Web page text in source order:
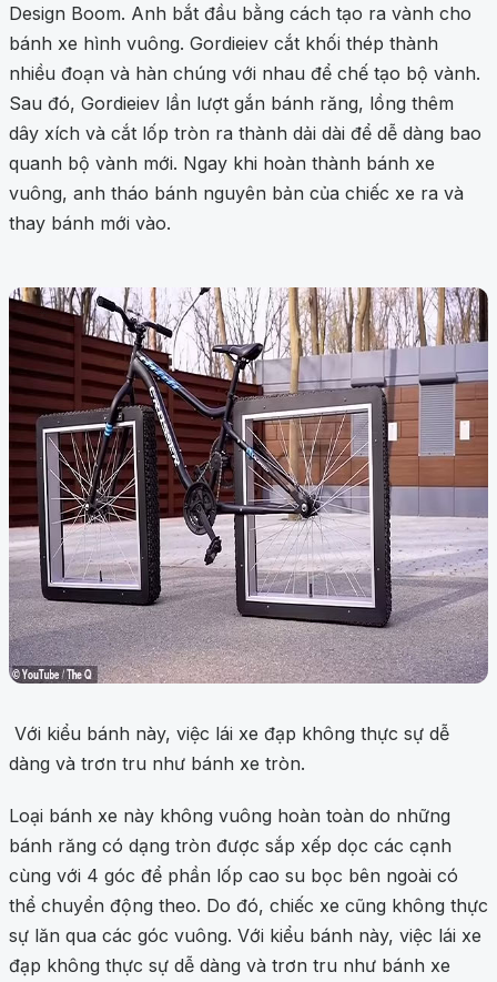
Design Boom. Anh bắt đầu bằng cách tạo ra vành cho
bánh xe hình vuông. Gordieiev cắt khối thép thành
nhiều đoạn và hàn chúng với nhau để chế tạo bộ vành.
Sau đó, Gordieiev lần lượt gắn bánh răng, lồng thêm
dây xích và cắt lốp tròn ra thành dải dài để dễ dàng bao
quanh bộ vành mới. Ngay khi hoàn thành bánh xe
vuông, anh tháo bánh nguyên bản của chiếc xe ra và
thay bánh mới vào.
Với kiểu bánh này, việc lái xe đạp không thực sự dễ
dàng và trơn tru như bánh xe tròn.
Loại bánh xe này không vuông hoàn toàn do những
bánh răng có dạng tròn được sắp xếp dọc các cạnh
cùng với 4 góc để phần lốp cao su bọc bên ngoài có
thể chuyển động theo. Do đó, chiếc xe cũng không thực
sự lăn qua các góc vuông. Với kiểu bánh này, việc lái xe
đạp không thực sự dễ dàng và trơn tru như bánh xe